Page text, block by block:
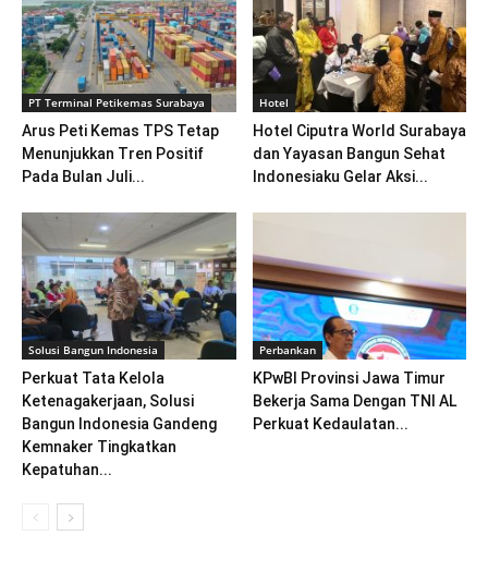
PT Terminal Petikemas Surabaya
Arus Peti Kemas TPS Tetap
Menunjukkan Tren Positif
Pada Bulan Juli...
Hotel
Hotel Ciputra World Surabaya
dan Yayasan Bangun Sehat
Indonesiaku Gelar Aksi...
Solusi Bangun Indonesia
Perkuat Tata Kelola
Ketenagakerjaan, Solusi
Bangun Indonesia Gandeng
Kemnaker Tingkatkan
Kepatuhan...
Perbankan
KPwBI Provinsi Jawa Timur
Bekerja Sama Dengan TNI AL
Perkuat Kedaulatan...